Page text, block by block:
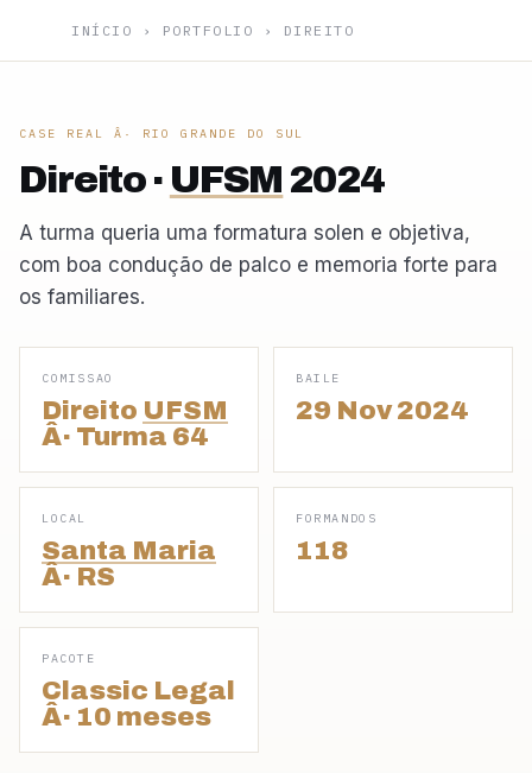
INÍCIO › PORTFOLIO › DIREITO
CASE REAL Â· RIO GRANDE DO SUL
Direito · UFSM 2024
A turma queria uma formatura solen e objetiva,
com boa condução de palco e memoria forte para
os familiares.
COMISSAO
Direito UFSM
Â· Turma 64
BAILE
29 Nov 2024
LOCAL
Santa Maria
Â· RS
FORMANDOS
118
PACOTE
Classic Legal
Â· 10 meses